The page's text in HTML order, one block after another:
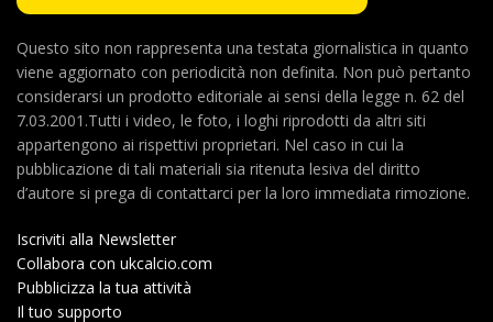
Questo sito non rappresenta una testata giornalistica in quanto
viene aggiornato con periodicità non definita. Non può pertanto
considerarsi un prodotto editoriale ai sensi della legge n. 62 del
7.03.2001.Tutti i video, le foto, i loghi riprodotti da altri siti
appartengono ai rispettivi proprietari. Nel caso in cui la
pubblicazione di tali materiali sia ritenuta lesiva del diritto
d’autore si prega di contattarci per la loro immediata rimozione.
Iscriviti alla Newsletter
Collabora con ukcalcio.com
Pubblicizza la tua attività
Il tuo supporto